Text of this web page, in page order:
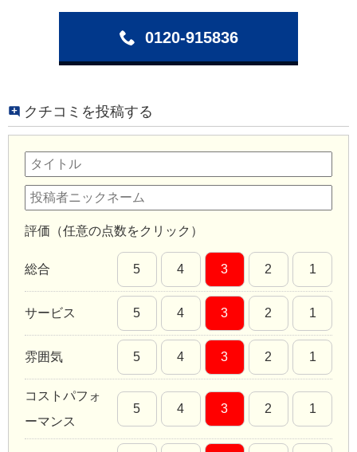
0120-915836
クチコミを投稿する
評価（任意の点数をクリック）
総合 5 4 3 2 1
サービス 5 4 3 2 1
雰囲気 5 4 3 2 1
コストパフォ
ーマンス
5 4 3 2 1